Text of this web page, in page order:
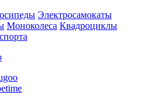
Электросамокаты
Моноколеса Квадроциклы